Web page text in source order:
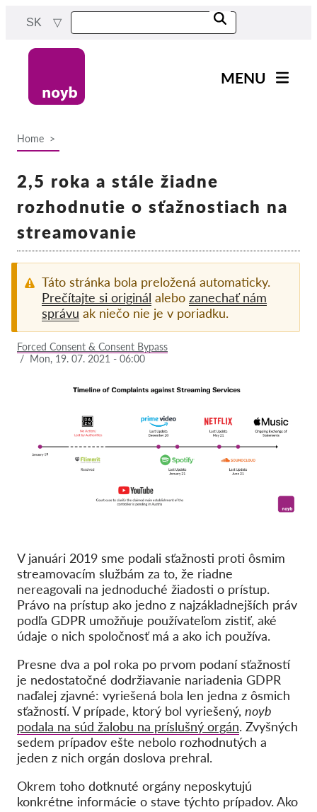
content
SK
MENU
Projekty
orgánov
Rozhodnutia pre jednotlivé
Exercise your rights!
Pordporte nás!
Príspevky
Sponzorstvo
Daňová uznateľnosť
Prihlásenie člena
O nás
Výročné správy
Otázky a odpovede
Kariéra
Kolektívna žaloba
OnionShare
Média
Kontakt
GDPRhub
Home
2,5 roka a stále žiadne
rozhodnutie o sťažnostiach na
streamovanie
Táto stránka bola preložená automaticky.
Prečítajte si originál alebo zanechať nám
správu ak niečo nie je v poriadku.
Forced Consent & Consent Bypass
/ Mon, 19. 07. 2021 - 06:00
V januári 2019 sme podali sťažnosti proti ôsmim
streamovacím službám za to, že riadne
nereagovali na jednoduché žiadosti o prístup.
Právo na prístup ako jedno z najzákladnejších práv
podľa GDPR umožňuje používateľom zistiť, aké
údaje o nich spoločnosť má a ako ich používa.
Presne dva a pol roka po prvom podaní sťažností
je nedostatočné dodržiavanie nariadenia GDPR
naďalej zjavné: vyriešená bola len jedna z ôsmich
sťažností. V prípade, ktorý bol vyriešený, noyb
podala na súd žalobu na príslušný orgán. Zvyšných
sedem prípadov ešte nebolo rozhodnutých a
jeden z nich orgán doslova prehral.
Okrem toho dotknuté orgány neposkytujú
konkrétne informácie o stave týchto prípadov. Ako